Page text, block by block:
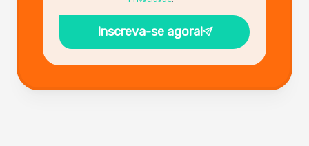
Inscreva-se agora!